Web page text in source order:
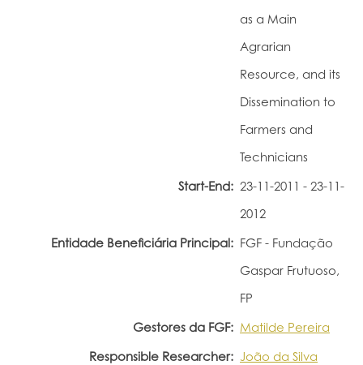
as a Main
Agrarian
Resource, and its
Dissemination to
Farmers and
Technicians
Start-End: 23-11-2011 - 23-11-
2012
Entidade Beneficiária Principal: FGF - Fundação
Gaspar Frutuoso,
FP
Gestores da FGF: Matilde Pereira
Responsible Researcher: João da Silva